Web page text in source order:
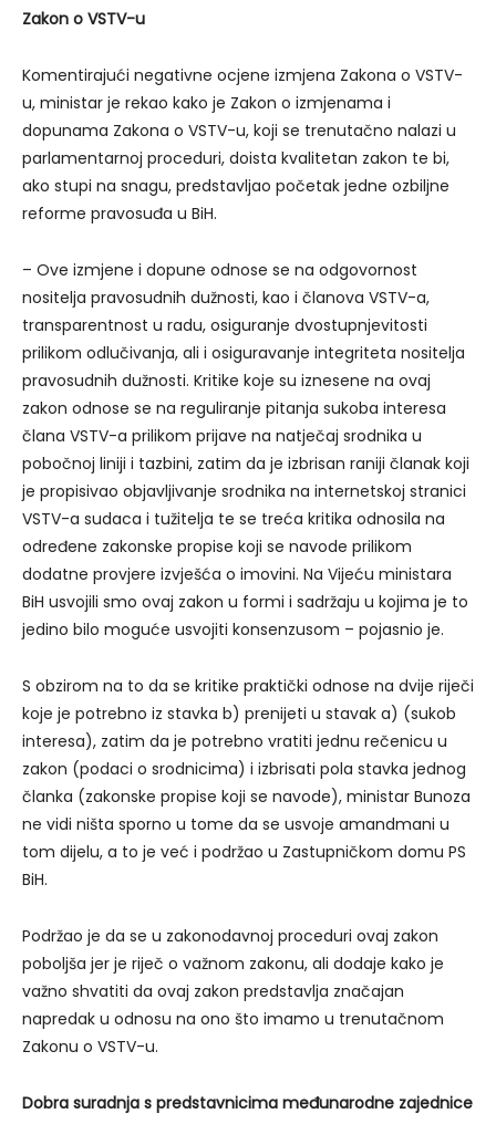
Zakon o VSTV-u
Komentirajući negativne ocjene izmjena Zakona o VSTV-
u, ministar je rekao kako je Zakon o izmjenama i
dopunama Zakona o VSTV-u, koji se trenutačno nalazi u
parlamentarnoj proceduri, doista kvalitetan zakon te bi,
ako stupi na snagu, predstavljao početak jedne ozbiljne
reforme pravosuđa u BiH.
– Ove izmjene i dopune odnose se na odgovornost
nositelja pravosudnih dužnosti, kao i članova VSTV-a,
transparentnost u radu, osiguranje dvostupnjevitosti
prilikom odlučivanja, ali i osiguravanje integriteta nositelja
pravosudnih dužnosti. Kritike koje su iznesene na ovaj
zakon odnose se na reguliranje pitanja sukoba interesa
člana VSTV-a prilikom prijave na natječaj srodnika u
pobočnoj liniji i tazbini, zatim da je izbrisan raniji članak koji
je propisivao objavljivanje srodnika na internetskoj stranici
VSTV-a sudaca i tužitelja te se treća kritika odnosila na
određene zakonske propise koji se navode prilikom
dodatne provjere izvješća o imovini. Na Vijeću ministara
BiH usvojili smo ovaj zakon u formi i sadržaju u kojima je to
jedino bilo moguće usvojiti konsenzusom – pojasnio je.
S obzirom na to da se kritike praktički odnose na dvije riječi
koje je potrebno iz stavka b) prenijeti u stavak a) (sukob
interesa), zatim da je potrebno vratiti jednu rečenicu u
zakon (podaci o srodnicima) i izbrisati pola stavka jednog
članka (zakonske propise koji se navode), ministar Bunoza
ne vidi ništa sporno u tome da se usvoje amandmani u
tom dijelu, a to je već i podržao u Zastupničkom domu PS
BiH.
Podržao je da se u zakonodavnoj proceduri ovaj zakon
poboljša jer je riječ o važnom zakonu, ali dodaje kako je
važno shvatiti da ovaj zakon predstavlja značajan
napredak u odnosu na ono što imamo u trenutačnom
Zakonu o VSTV-u.
Dobra suradnja s predstavnicima međunarodne zajednice